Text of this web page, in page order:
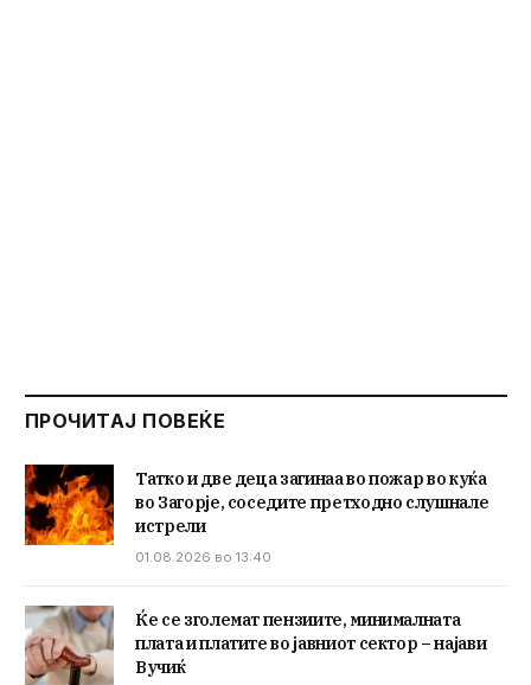
ПРОЧИТАЈ ПОВЕЌЕ
Татко и две деца загинаа во пожар во куќа
во Загорје, соседите претходно слушнале
истрели
01.08.2026 во 13:40
Ќе се зголемат пензиите, минималната
плата и платите во јавниот сектор – најави
Вучиќ